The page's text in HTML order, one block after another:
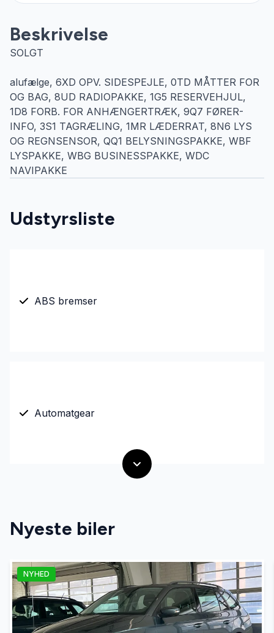
Beskrivelse
SOLGT
alufælge, 6XD OPV. SIDESPEJLE, 0TD MÅTTER FOR
OG BAG, 8UD RADIOPAKKE, 1G5 RESERVEHJUL,
1D8 FORB. FOR ANHÆNGERTRÆK, 9Q7 FØRER-
INFO, 3S1 TAGRÆLING, 1MR LÆDERRAT, 8N6 LYS
OG REGNSENSOR, QQ1 BELYSNINGSPAKKE, WBF
LYSPAKKE, WBG BUSINESSPAKKE, WDC
NAVIPAKKE
Udstyrsliste
ABS bremser
Automatgear
Nyeste biler
NYHED